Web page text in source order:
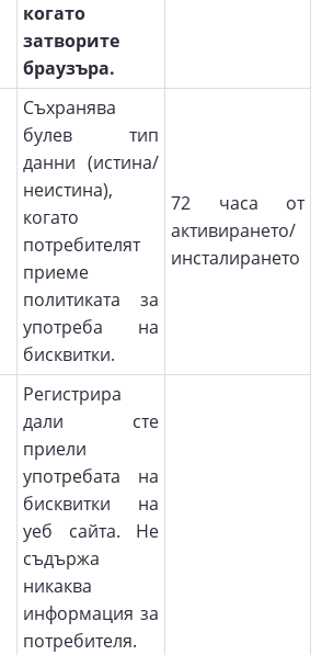
когато
затворите
браузъра.
Съхранява
булев тип
данни (истина/
неистина),
когато
потребителят
приеме
политиката за
употреба на
бисквитки.
72 часа от
активирането/
инсталирането
Регистрира
дали сте
приели
употребата на
бисквитки на
уеб сайта. Не
съдържа
никаква
информация за
потребителя.